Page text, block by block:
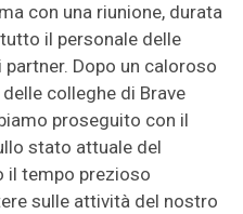
con una riunione, durata
il personale delle
Dopo un caloroso
colleghe di Brave
proseguito con il
stato attuale del
il tempo prezioso
sulle attività del nostro